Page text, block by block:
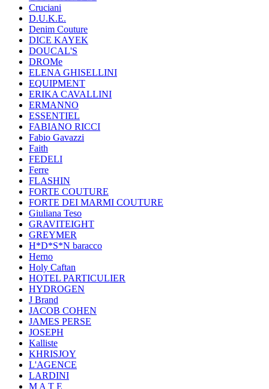
Cruciani
D.U.K.E.
Denim Couture
DICE KAYEK
DOUCAL'S
DROMe
ELENA GHISELLINI
EQUIPMENT
ERIKA CAVALLINI
ERMANNO
ESSENTIEL
FABIANO RICCI
Fabio Gavazzi
Faith
FEDELI
Ferre
FLASHIN
FORTE COUTURE
FORTE DEI MARMI COUTURE
Giuliana Teso
GRAVITEIGHT
GREYMER
H*D*S*N baracco
Herno
Holy Caftan
HOTEL PARTICULIER
HYDROGEN
J Brand
JACOB COHEN
JAMES PERSE
JOSEPH
Kalliste
KHRISJOY
L'AGENCE
LARDINI
M A T E